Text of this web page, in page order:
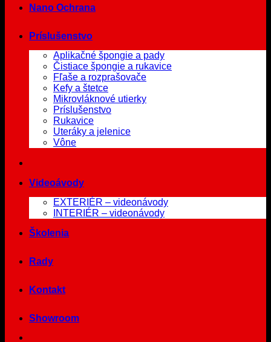
Nano Ochrana
Príslušenstvo
Aplikačné špongie a pady
Čistiace špongie a rukavice
Fľaše a rozprašovače
Kefy a štetce
Mikrovláknové utierky
Príslušenstvo
Rukavice
Uteráky a jelenice
Vône
Videoávody
EXTERIÉR – videonávody
INTERIÉR – videonávody
Školenia
Rady
Kontakt
Showroom